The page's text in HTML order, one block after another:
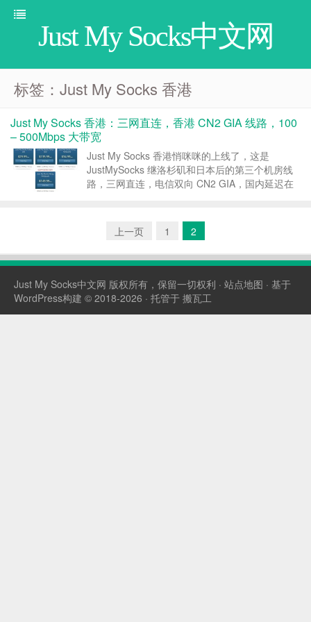
Just My Socks中文网
标签：Just My Socks 香港
Just My Socks 香港：三网直连，香港 CN2 GIA 线路，100
– 500Mbps 大带宽
Just My Socks 香港悄咪咪的上线了，这是
JustMySocks 继洛杉矶和日本后的第三个机房线
路，三网直连，电信双向 CN2 GIA，国内延迟在
上一页 1 2
Just My Socks中文网 版权所有，保留一切权利 · 站点地图 · 基于
WordPress构建 © 2018-2026 · 托管于 搬瓦工